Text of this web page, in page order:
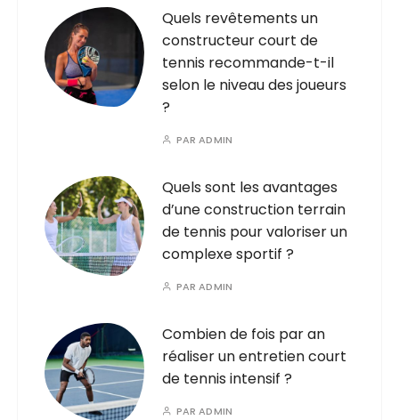
Quels revêtements un
constructeur court de
tennis recommande-t-il
selon le niveau des joueurs
?
PARADMIN
Quels sont les avantages
d’une construction terrain
de tennis pour valoriser un
complexe sportif ?
PARADMIN
Combien de fois par an
réaliser un entretien court
de tennis intensif ?
PARADMIN